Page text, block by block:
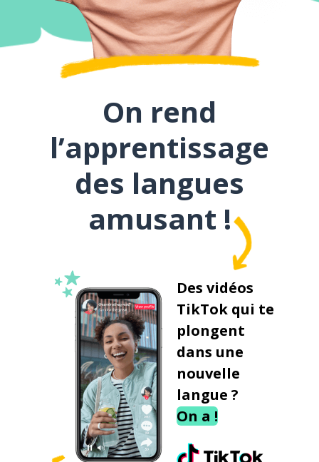
On rend
l’apprentissage
des langues
amusant !
Des vidéos
TikTok qui te
plongent
dans une
nouvelle
langue ?
On a !